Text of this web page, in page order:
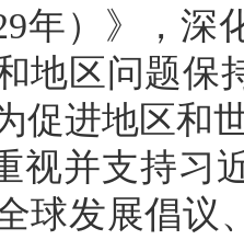
年）》，
地区问题保
促进地区和
视并支持习
球发展倡议